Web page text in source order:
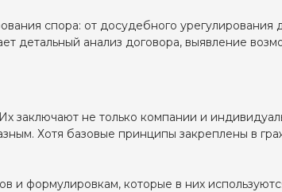
спора: от досудебного урегулирования
анализ договора, выявление
заключают не только компании и
Хотя базовые принципы закреплены в
и формулировкам, которые в них